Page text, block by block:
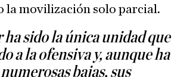
la movilización solo parcial.
ha sido la única unidad que
a la ofensiva y, aunque ha
bajas, sus